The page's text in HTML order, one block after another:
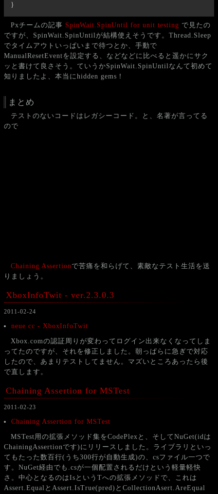
}
Pxチームの記事 SpinWait.SpinUntil for unit testing で見たの
ですが、SpinWait.SpinUntilが結構使えそうです。Thread.Sleep
でタイムアウトいっぱいまで待つとか、手動で
ManualResetEventを設定する、などなどに比べると遥かにサク
ッと書けて良さそう。ていうかSpinWait.SpinUntilなんて初めて
知りましたよ、本当にhidden gems！
まとめ
テストのないコードはレガシーコード。と、名著が言ってる
ので
Chaining Assertionで苦痛を和らげて、素敵なテスト生活を送
りましょう。
XboxInfoTwit - ver.2.3.0.3
2011-02-24
neue cc - XboxInfoTwit
Xbox.comの認証周りが変わってログイン出来なくなってしま
ってたのですが、それを修正しました。朝っぱらに急ぎで対応
したので、あまりテストしてません。マズいところあったら後
で直します。
Chaining Assertion for MSTest
2011-02-23
Chaining Assertion for MSTest
MSTest用の拡張メソッド集をCodePlexと、そしてNuGet(idは
ChainingAssertionです)にリリースしました。ライブラリといっ
てもたった数百行(うち300行が自動生成)の、csファイル一つで
す。NuGet経由でも.csが一個配置されるだけという軽量軽快
さ。中心となるのはIsというTへの拡張メソッドで、これは
Assert.EqualとAssert.IsTrue(pred)とCollectionAsert.AreEqual